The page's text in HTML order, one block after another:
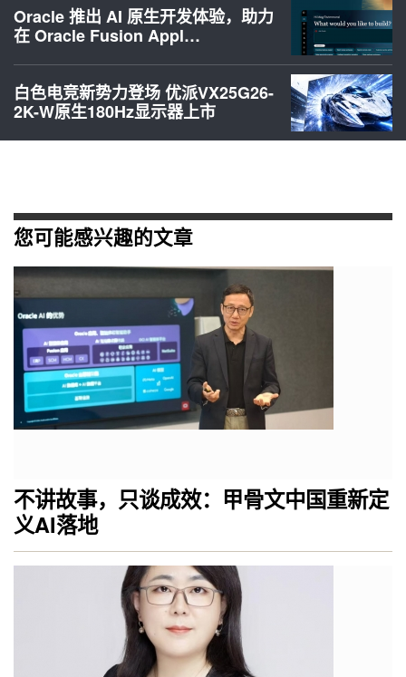
Oracle 推出 AI 原生开发体验，助力
在 Oracle Fusion Appl…
白色电竞新势力登场 优派VX25G26-
2K-W原生180Hz显示器上市
您可能感兴趣的文章
不讲故事，只谈成效：甲骨文中国重新定
义AI落地